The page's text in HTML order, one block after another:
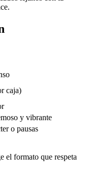
caja)
y vibrante
o pausas
el formato que respeta